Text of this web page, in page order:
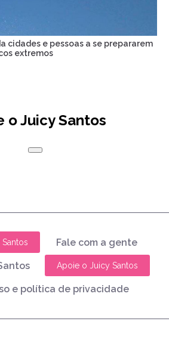
cidades e pessoas a se prepararem
extremos
o Juicy Santos
Fale com a gente
Apoie o Juicy Santos
e política de privacidade